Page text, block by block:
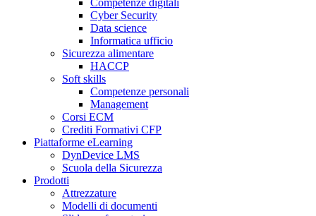
Competenze digitali
Cyber Security
Data science
Informatica ufficio
Sicurezza alimentare
HACCP
Soft skills
Competenze personali
Management
Corsi ECM
Crediti Formativi CFP
Piattaforme eLearning
DynDevice LMS
Scuola della Sicurezza
Prodotti
Attrezzature
Modelli di documenti